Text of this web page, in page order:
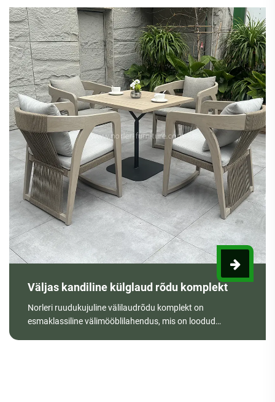
Väljas kandiline külglaud rõdu komplekt
Norleri ruudukujuline välilaudrõdu komplekt on
esmaklassiline välimööblilahendus, mis on loodud